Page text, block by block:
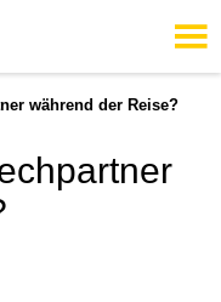
während der Reise?